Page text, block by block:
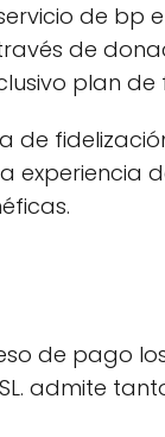
de bp
de
plan de
de
experiencia
de pago
admite